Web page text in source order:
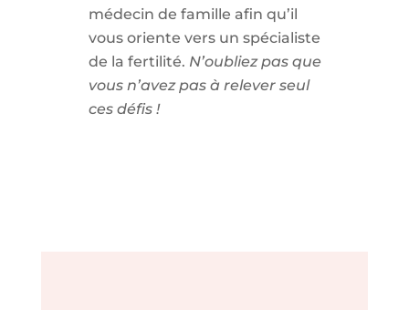
médecin de famille afin qu’il
vous oriente vers un spécialiste
de la fertilité. N’oubliez pas que
vous n’avez pas à relever seul
ces défis !